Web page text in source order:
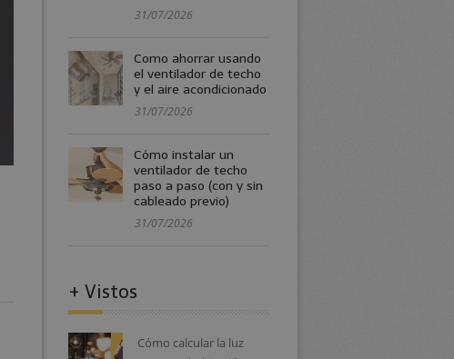
31/07/2026
Como ahorrar usando
el ventilador de techo
y el aire acondicionado
31/07/2026
Cómo instalar un
ventilador de techo
paso a paso (con y sin
cableado previo)
31/07/2026
+ Vistos
Cómo calcular la luz